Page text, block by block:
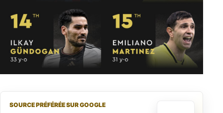
SOURCE PRÉFÉRÉE SUR GOOGLE